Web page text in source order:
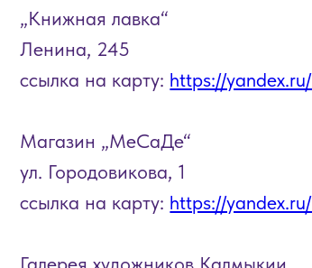
Магазин „МеСаДе“
ул. Городовикова, 1
ссылка на карту: https://yandex.ru/
Галерея художников Калмыкии
ул. Номто Очирова, 9
ссылка на карту:https://yandex.ru/
Магазин „Smart Toys“